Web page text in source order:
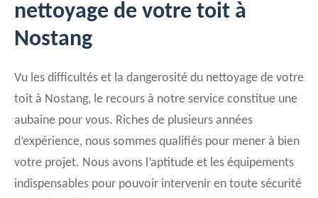
nettoyage de votre toit à
Nostang
Vu les difficultés et la dangerosité du nettoyage de votre
toit à Nostang, le recours à notre service constitue une
aubaine pour vous. Riches de plusieurs années
d’expérience, nous sommes qualifiés pour mener à bien
votre projet. Nous avons l’aptitude et les équipements
indispensables pour pouvoir intervenir en toute sécurité